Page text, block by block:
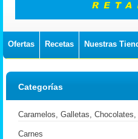
Ofertas Recetas Nuestras
Categorías
Caramelos, Galletas, Chocolates,
Carnes